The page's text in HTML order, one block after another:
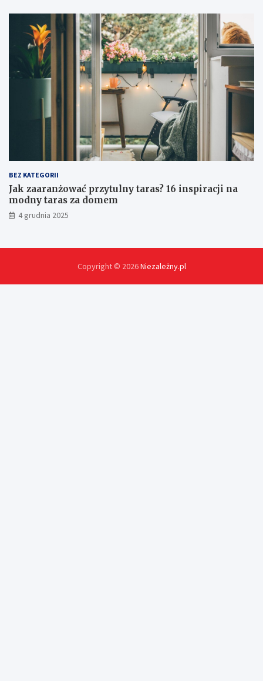
j
BEZ KATEGORII
Jak zaaranżować przytulny taras? 16 inspiracji na
modny taras za domem
4 grudnia 2025
Copyright © 2026Niezależny.pl